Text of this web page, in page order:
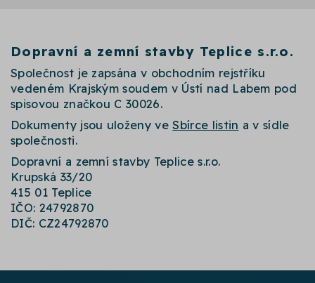
Dopravní a zemní stavby Teplice s.r.o.
Společnost je zapsána v obchodním rejstříku
vedeném Krajským soudem v Ústí nad Labem pod
spisovou značkou C 30026.
Dokumenty jsou uloženy veSbírce listin a v sídle
společnosti.
Dopravní a zemní stavby Teplice s.r.o.
Krupská 33/20
415 01 Teplice
IČO: 24792870
DIČ: CZ24792870